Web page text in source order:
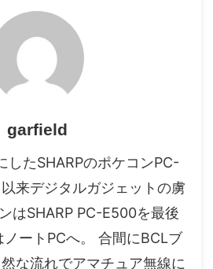
garfield
したSHARPのポケコンPC-
来デジタルガジェットの虜
はSHARP PC-E500を最後
ートPCへ。 合間にBCLブ
な流れでアマチュア無線に